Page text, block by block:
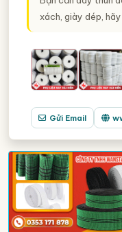
xách, giày dép,
Gửi Email